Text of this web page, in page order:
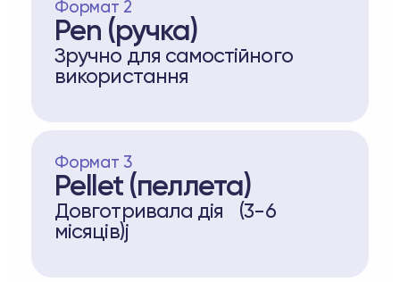
Формат 2
Pen (ручка)
Зручно для самостійного
використання
Формат 3
Pellet (пеллета)
Довготривала дія (3-6
місяців)j